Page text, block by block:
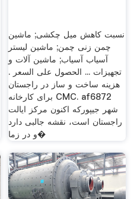
نسبت کاهش میل چکشی; ماشین
چمن زنی چمن; ماشین لیستر
آسیاب آسیاب; ماشین آلات و
تجهیزات ... الحصول على السعر .
هزینه ساخت و ساز در راجستان
برای کارخانه CMC. af6872
شهر جیپورکه اکنون مرکز ایالت
راجستان است، نقشه جالبی دارد
و در زما�